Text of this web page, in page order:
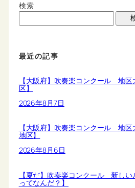
検索
最近の記事
【大阪府】吹奏楽コンクール 地
区】
2026年8月7日
【大阪府】吹奏楽コンクール 地
地区】
2026年8月6日
【夏だ】吹奏楽コンクール 新しい
ってなんだ？】